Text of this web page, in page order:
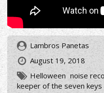
Lambros Panetas
August 19, 2018
Helloween noise
keeper of the seven keys